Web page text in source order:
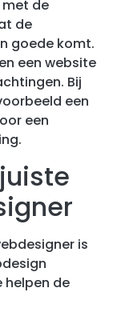
met de
de
goede komt.
een website
Bij
een
een
is
helpen de